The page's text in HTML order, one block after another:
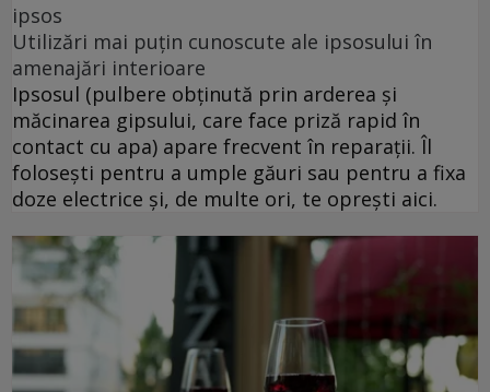
ipsos
Utilizări mai puțin cunoscute ale ipsosului în
amenajări interioare
Ipsosul (pulbere obținută prin arderea și
măcinarea gipsului, care face priză rapid în
contact cu apa) apare frecvent în reparații. Îl
folosești pentru a umple găuri sau pentru a fixa
doze electrice și, de multe ori, te oprești aici.